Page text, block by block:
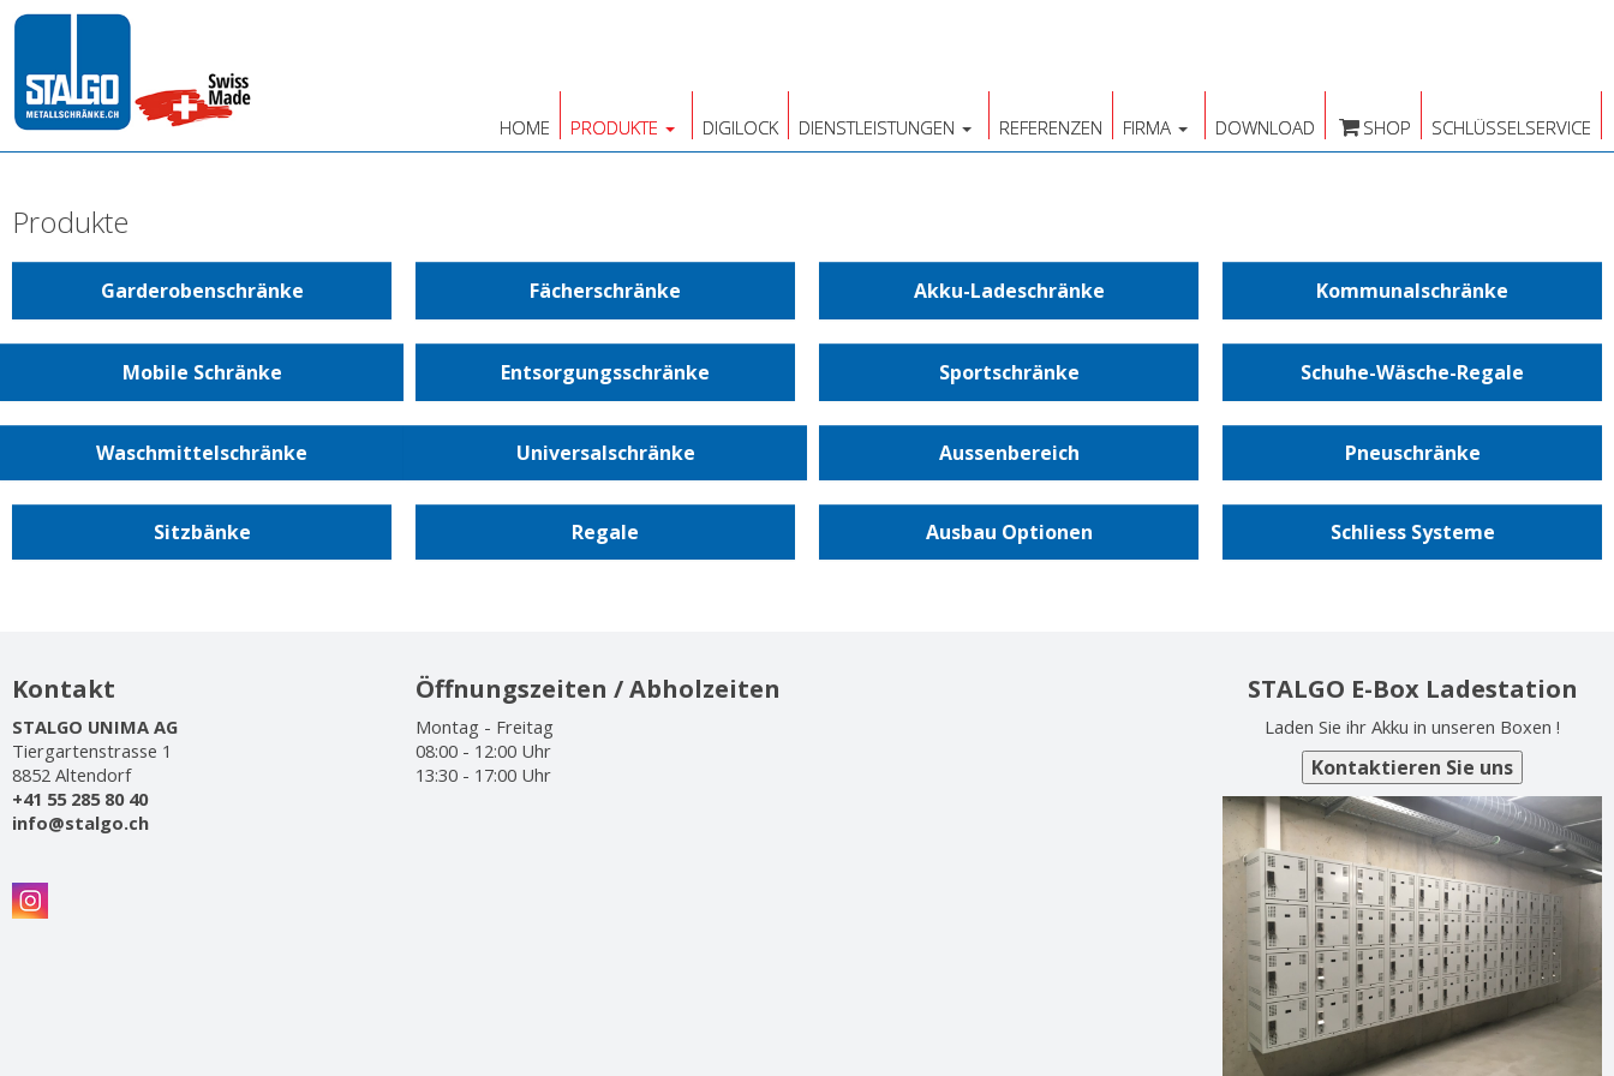
HOME PRODUKTE DIGILOCK DIENSTLEISTUNGEN REFERENZEN FIRMA DOWNLOAD SHOP SCHLÜSSELSERVICE
Produkte
Garderobenschränke Fächerschränke Akku-Ladeschränke Kommunalschränke
Mobile Schränke Entsorgungsschränke Sportschränke Schuhe-Wäsche-Regale
Waschmittelschränke Universalschränke Aussenbereich Pneuschränke
Sitzbänke Regale Ausbau Optionen Schliess Systeme
Kontakt
STALGO UNIMA AG
Tiergartenstrasse 1
8852 Altendorf
+41 55 285 80 40
info@stalgo.ch
Öffnungszeiten / Abholzeiten
Montag - Freitag
08:00 - 12:00 Uhr
13:30 - 17:00 Uhr
STALGO E-Box Ladestation
Laden Sie ihr Akku in unseren Boxen !